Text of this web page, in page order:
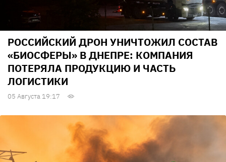
РОССИЙСКИЙ ДРОН УНИЧТОЖИЛ СОСТАВ
«БИОСФЕРЫ» В ДНЕПРЕ: КОМПАНИЯ
ПОТЕРЯЛА ПРОДУКЦИЮ И ЧАСТЬ
ЛОГИСТИКИ
05 Августа 19:17